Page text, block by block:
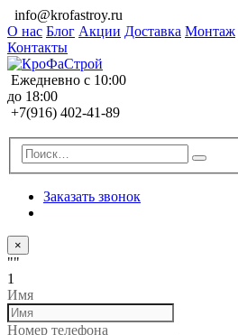
info@krofastroy.ru
О нас Блог Акции Доставка Монтаж
Контакты
Ежедневно с 10:00
до 18:00
+7(916) 402-41-89
Заказать звонок
×
""
1
Имя
Номер телефона